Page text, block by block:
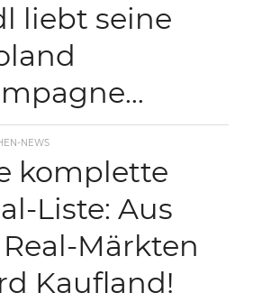
liebt seine
NEWS
komplette
Liste: Aus
Real-Märkten
Kaufland!